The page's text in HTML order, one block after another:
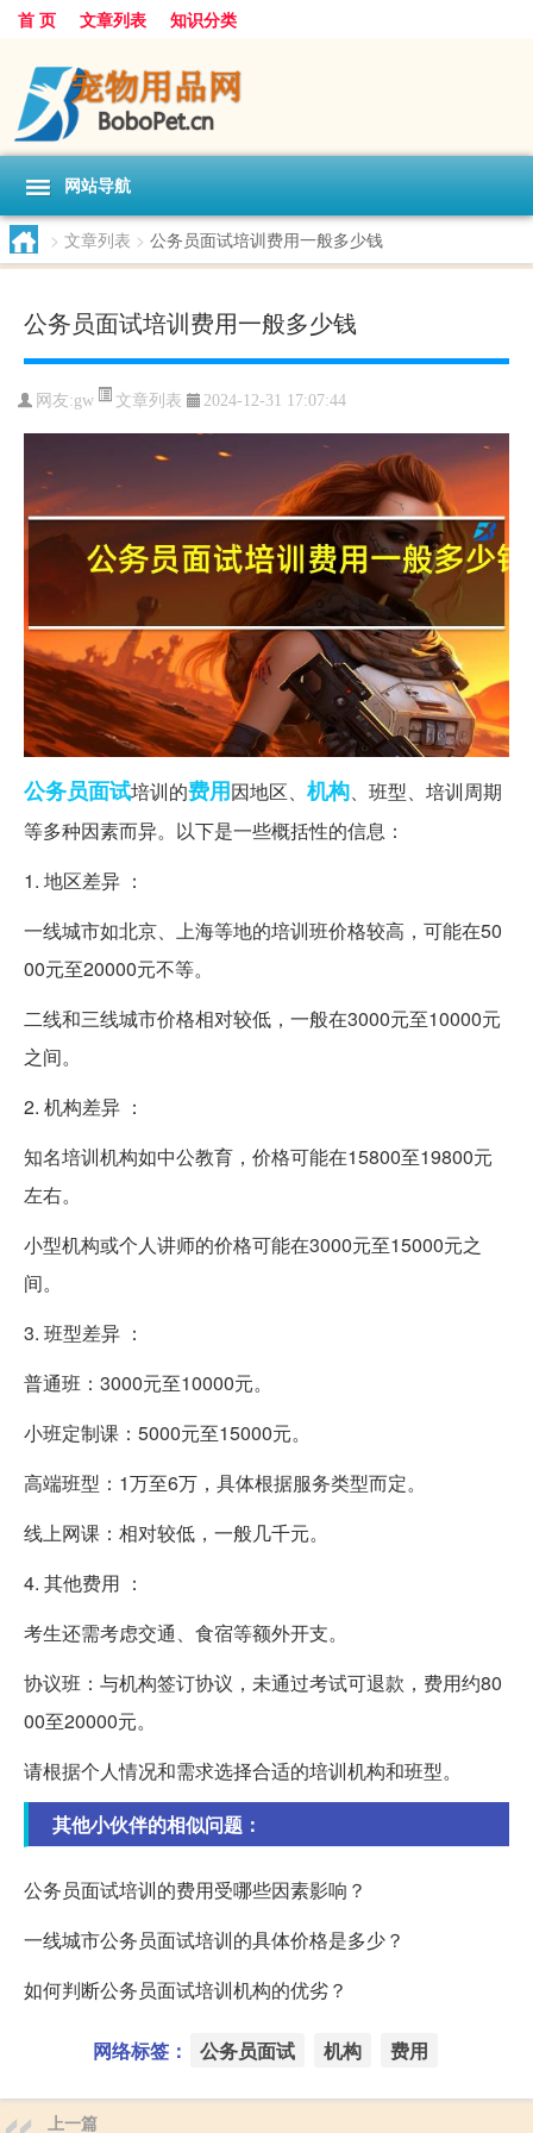
首 页 文章列表 知识分类
网站导航
> 文章列表 > 公务员面试培训费用一般多少钱
公务员面试培训费用一般多少钱
网友:gw 文章列表 2024-12-31 17:07:44
公务员面试培训的费用因地区、 机构、班型、培训周期
等多种因素而异。以下是一些概括性的信息：
1. 地区差异 ：
一线城市如北京、上海等地的培训班价格较高，可能在50
00元至20000元不等。
二线和三线城市价格相对较低，一般在3000元至10000元
之间。
2. 机构差异 ：
知名培训机构如中公教育，价格可能在15800至19800元
左右。
小型机构或个人讲师的价格可能在3000元至15000元之
间。
3. 班型差异 ：
普通班：3000元至10000元。
小班定制课：5000元至15000元。
高端班型：1万至6万，具体根据服务类型而定。
线上网课：相对较低，一般几千元。
4. 其他费用 ：
考生还需考虑交通、食宿等额外开支。
协议班：与机构签订协议，未通过考试可退款，费用约80
00至20000元。
请根据个人情况和需求选择合适的培训机构和班型。
其他小伙伴的相似问题：
公务员面试培训的费用受哪些因素影响？
一线城市公务员面试培训的具体价格是多少？
如何判断公务员面试培训机构的优劣？
网络标签： 公务员面试 机构 费用
上一篇